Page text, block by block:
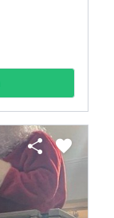
share favorite